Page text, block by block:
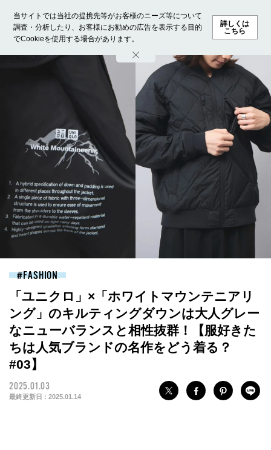
当サイトでは当社の提携先等がお客様のニーズ等について
調査・分析したり、お客様にお勧めの広告を表示する目的
でCookieを使用する場合があります。
詳しくは
こちら
ホーム モデル募集 ランキング ファッション ビューテ
FASHION
「ユニクロ」×「ホワイトマウンテニアリ
ング」のキルティングダウンは大人グレー
なニューバランスと相性抜群！【服好きた
ちは人気ブランドの名作をどう着る？
#03】
2025.01.03
最終更新日 : 2025.01.14